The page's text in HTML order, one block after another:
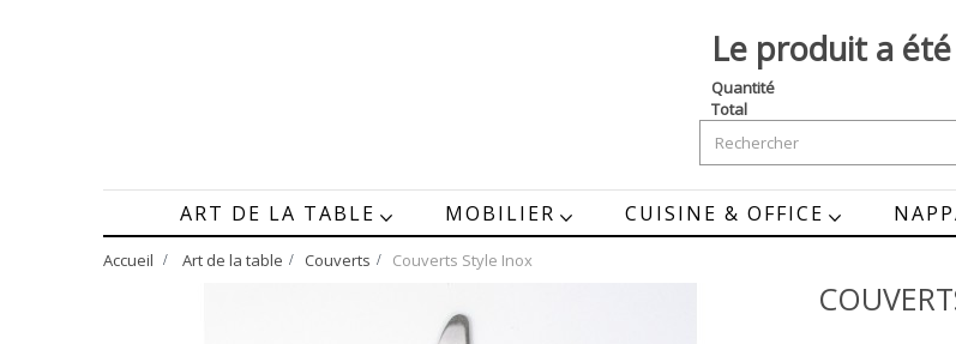
Le produit a
Quantité
Total
ART DE LA TABLE MOBILIER CUISINE & OFFICE
Accueil > Art de la table > Couverts > Couverts Style Inox